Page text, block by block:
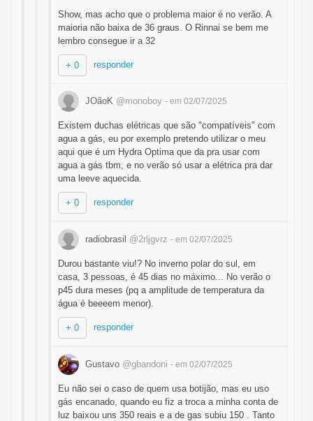
Show, mas acho que o problema maior é no verão. A
maioria não baixa de 36 graus. O Rinnai se bem me
lembro consegue ir a 32
+ 0 responder
JOãoK @monoboy - em 02/07/2025
Existem duchas elétricas que são "compatíveis" com
agua a gás, eu por exemplo pretendo utilizar o meu
aqui que é um Hydra Optima que da pra usar com
agua a gás tbm, e no verão só usar a elétrica pra dar
uma leeve aquecida.
+ 0 responder
radiobrasil @2rljgvrz - em 02/07/2025
Durou bastante viu!? No inverno polar do sul, em
casa, 3 pessoas, é 45 dias no máximo... No verão o
p45 dura meses (pq a amplitude de temperatura da
água é beeeem menor).
+ 0 responder
Gustavo @gbandoni - em 02/07/2025
Eu não sei o caso de quem usa botijão, mas eu uso
gás encanado, quando eu fiz a troca a minha conta de
luz baixou uns 350 reais e a de gas subiu 150 . Tanto